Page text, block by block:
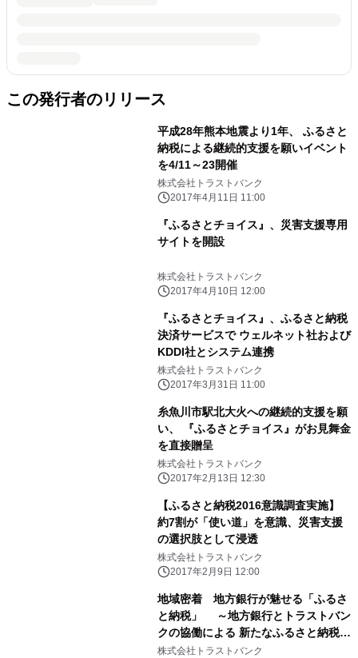
この発行者のリリース
平成28年熊本地震より1年、 ふるさと
納税による継続的支援を願いイベント
を4/11～23開催
株式会社トラストバンク
2017年4月11日 11:00
『ふるさとチョイス』、災害支援専用
サイトを開設
株式会社トラストバンク
2017年4月10日 12:00
『ふるさとチョイス』、ふるさと納税
決済サービスで ウェルネット社および
KDDI社とシステム連携
株式会社トラストバンク
2017年3月31日 11:00
糸魚川市駅北大火への継続的支援を願
い、 『ふるさとチョイス』がお見舞金
を直接贈呈
株式会社トラストバンク
2017年2月13日 12:30
【ふるさと納税2016意識調査実施】
約7割が「使い道」を意識、災害支援
の選択肢として浸透
株式会社トラストバンク
2017年2月9日 12:00
地域密着 地方銀行が魅せる「ふるさ
と納税」 ～地方銀行とトラストバン
クの協働による 新たなふるさと納税の
取組み～
株式会社トラストバンク